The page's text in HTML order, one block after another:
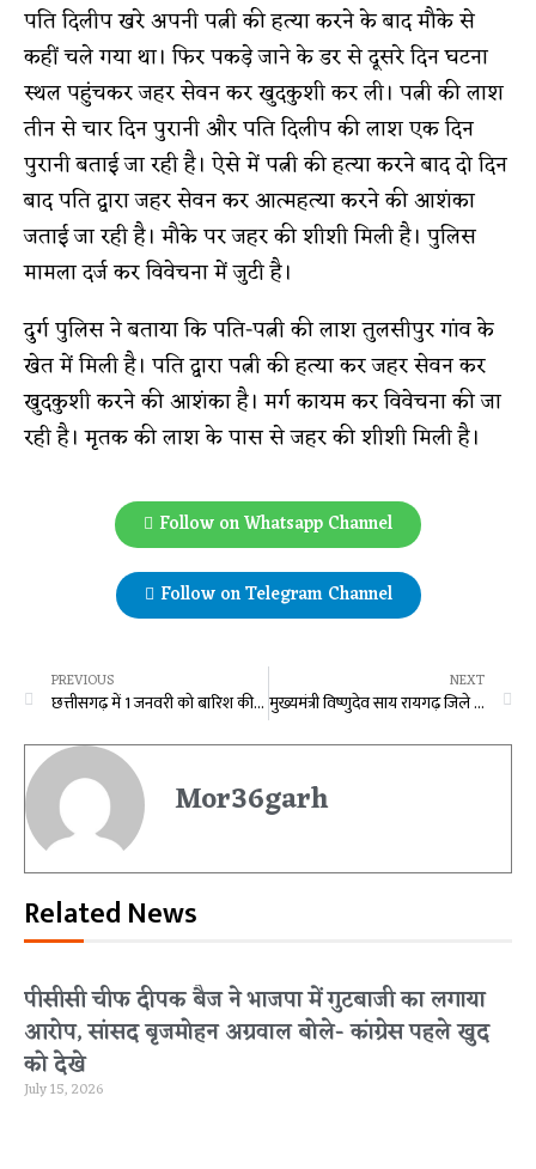
पति दिलीप खरे अपनी पत्नी की हत्या करने के बाद मौके से
कहीं चले गया था। फिर पकड़े जाने के डर से दूसरे दिन घटना
स्थल पहुंचकर जहर सेवन कर खुदकुशी कर ली। पत्नी की लाश
तीन से चार दिन पुरानी और पति दिलीप की लाश एक दिन
पुरानी बताई जा रही है। ऐसे में पत्नी की हत्या करने बाद दो दिन
बाद पति द्वारा जहर सेवन कर आत्महत्या करने की आशंका
जताई जा रही है। मौके पर जहर की शीशी मिली है। पुलिस
मामला दर्ज कर विवेचना में जुटी है।
दुर्ग पुलिस ने बताया कि पति-पत्नी की लाश तुलसीपुर गांव के
खेत में मिली है। पति द्वारा पत्नी की हत्या कर जहर सेवन कर
खुदकुशी करने की आशंका है। मर्ग कायम कर विवेचना की जा
रही है। मृतक की लाश के पास से जहर की शीशी मिली है।
Follow on Whatsapp Channel
Follow on Telegram Channel
PREVIOUS
छत्तीसगढ़ में 1 जनवरी को बारिश की चेतावनी
NEXT
मुख्यमंत्री विष्णुदेव साय रायगढ़ जिले के ग्राम भुईयापानी में भगवान शिव और बजरंगबली के दर्शन के लिए पहुंचे
Mor36garh
Related News
पीसीसी चीफ दीपक बैज ने भाजपा में गुटबाजी का लगाया
आरोप, सांसद बृजमोहन अग्रवाल बोले- कांग्रेस पहले खुद
को देखे
July 15, 2026